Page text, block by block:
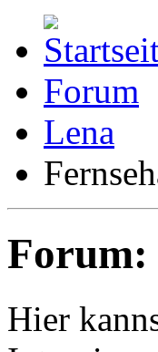
Forum
Lena
Forum:
Hier